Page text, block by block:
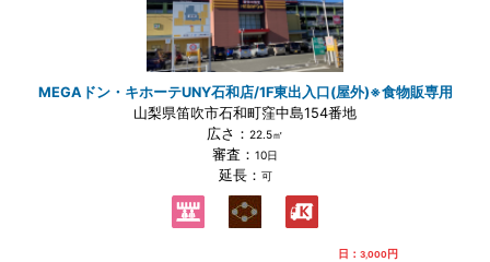
MEGAドン・キホーテUNY石和店/1F東出入口(屋外)※食物販専用
山梨県笛吹市石和町窪中島154番地
広さ： 22.5㎡
審査： 10日
延長： 可
日： 3,000円